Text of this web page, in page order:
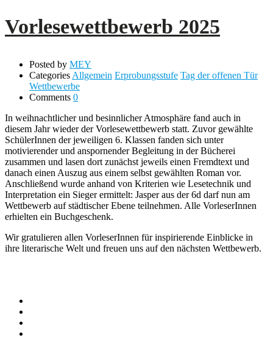
Vorlesewettbewerb 2025
Posted by MEY
Categories Allgemein Erprobungsstufe Tag der offenen Tür
Wettbewerbe
Comments 0
In weihnachtlicher und besinnlicher Atmosphäre fand auch in
diesem Jahr wieder der Vorlesewettbewerb statt. Zuvor gewählte
SchülerInnen der jeweiligen 6. Klassen fanden sich unter
motivierender und anspornender Begleitung in der Bücherei
zusammen und lasen dort zunächst jeweils einen Fremdtext und
danach einen Auszug aus einem selbst gewählten Roman vor.
Anschließend wurde anhand von Kriterien wie Lesetechnik und
Interpretation ein Sieger ermittelt: Jasper aus der 6d darf nun am
Wettbewerb auf städtischer Ebene teilnehmen. Alle VorleserInnen
erhielten ein Buchgeschenk.
Wir gratulieren allen VorleserInnen für inspirierende Einblicke in
ihre literarische Welt und freuen uns auf den nächsten Wettbewerb.